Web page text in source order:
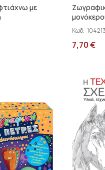
με
Κωδ.:
7,70€